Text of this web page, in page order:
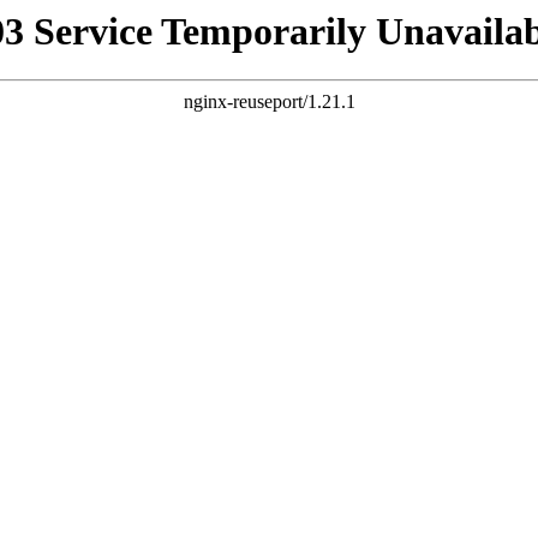
Service Temporarily
nginx-reuseport/1.21.1